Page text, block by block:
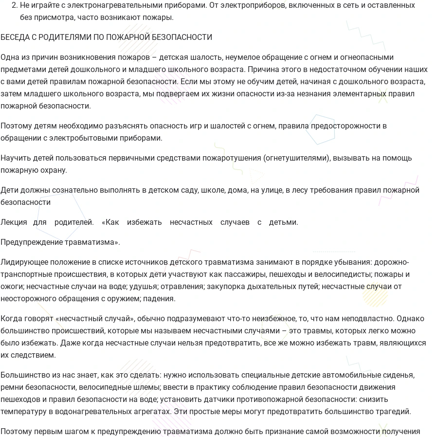
Не играйте с электронагревательными приборами. От электроприборов, включенных в сеть и оставленных
без присмотра, часто возникают пожары.
БЕСЕДА С РОДИТЕЛЯМИ ПО ПОЖАРНОЙ БЕЗОПАСНОСТИ
Одна из причин возникновения пожаров – детская шалость, неумелое обращение с огнем и огнеопасными
предметами детей дошкольного и младшего школьного возраста. Причина этого в недостаточном обучении наших
с вами детей правилам пожарной безопасности. Если мы этому не обучим детей, начиная с дошкольного возраста,
затем младшего школьного возраста, мы подвергаем их жизни опасности из-за незнания элементарных правил
пожарной безопасности.
Поэтому детям необходимо разъяснять опасность игр и шалостей с огнем, правила предосторожности в
обращении с электробытовыми приборами.
Научить детей пользоваться первичными средствами пожаротушения (огнетушителями), вызывать на помощь
пожарную охрану.
Дети должны сознательно выполнять в детском саду, школе, дома, на улице, в лесу требования правил пожарной
безопасности
Лекция для родителей. «Как избежать несчастных случаев с детьми.
Предупреждение травматизма».
Лидирующее положение в списке источников детского травматизма занимают в порядке убывания: дорожно-
транспортные происшествия, в которых дети участвуют как пассажиры, пешеходы и велосипедисты; пожары и
ожоги; несчастные случаи на воде; удушья; отравления; закупорка дыхательных путей; несчастные случаи от
неосторожного обращения с оружием; падения.
Когда говорят «несчастный случай», обычно подразумевают что-то неизбежное, то, что нам неподвластно. Однако
большинство происшествий, которые мы называем несчастными случаями – это травмы, которых легко можно
было избежать. Даже когда несчастные случаи нельзя предотвратить, все же можно избежать травм, являющихся
их следствием.
Большинство из нас знает, как это сделать: нужно использовать специальные детские автомобильные сиденья,
ремни безопасности, велосипедные шлемы; ввести в практику соблюдение правил безопасности движения
пешеходов и правил безопасности на воде; установить датчики противопожарной безопасности: снизить
температуру в водонагревательных агрегатах. Эти простые меры могут предотвратить большинство трагедий.
Поэтому первым шагом к предупреждению травматизма должно быть признание самой возможности получения